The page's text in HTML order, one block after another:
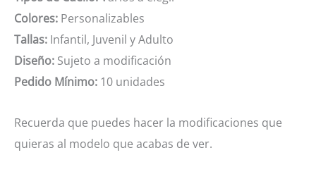
Colores: Personalizables
Tallas: Infantil, Juvenil y Adulto
Diseño: Sujeto a modificación
Pedido Mínimo: 10 unidades
Recuerda que puedes hacer la modificaciones que
quieras al modelo que acabas de ver.